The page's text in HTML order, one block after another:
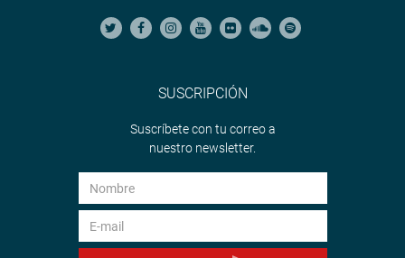
SUSCRIPCIÓN
Suscríbete con tu correo a
nuestro newsletter.